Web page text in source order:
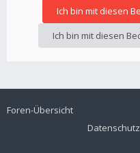
Foren-Übersicht
Datenschutz